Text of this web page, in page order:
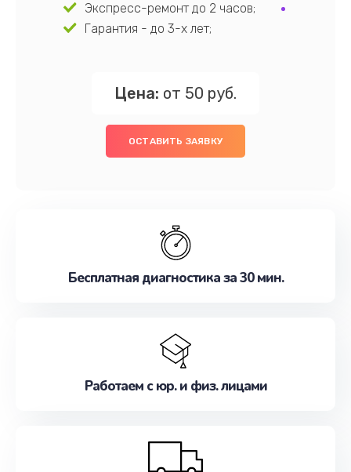
Экспресс-ремонт до 2 часов;
Гарантия - до 3-х лет;
Цена: от 50 руб.
ОСТАВИТЬ ЗАЯВКУ
Бесплатная диагностика за 30 мин.
Работаем с юр. и физ. лицами